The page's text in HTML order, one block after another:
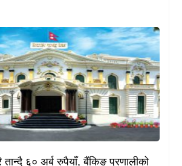
तान्दै ६० अर्ब रुपैयाँ, बैंकिङ प्रणालीको